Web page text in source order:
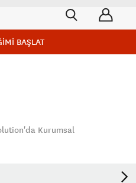
BAŞLAT
Kurumsal